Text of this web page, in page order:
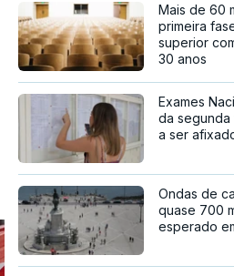
Mais de 60
primeira
superior
30 anos
Exames
da segunda
a ser
Ondas de
quase 700
esperado